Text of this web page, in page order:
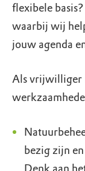
flexibele
waarbij wij
jouw agenda
Als vrijwilliger
bezig zijn
Denk aan